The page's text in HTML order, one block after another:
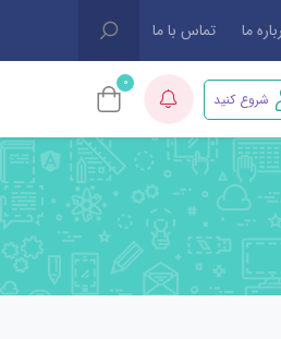
ما تماس با ما
شروع کنید
0